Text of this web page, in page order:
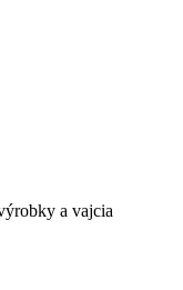
a vajcia